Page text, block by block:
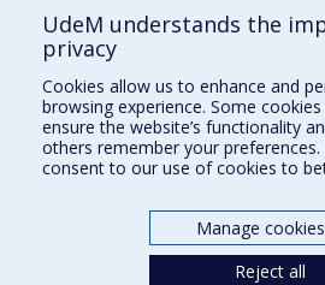
Supporting the Department
NEED HELP?
Site map
Report a problem
Accessibility
Our Departments and Schools
UdeM understands the
privacy
Cookies allow us to enhance and
browsing experience. Some
ensure the website’s functionality
others remember your
consent to our use of cookies to
Manage cookies
Reject all